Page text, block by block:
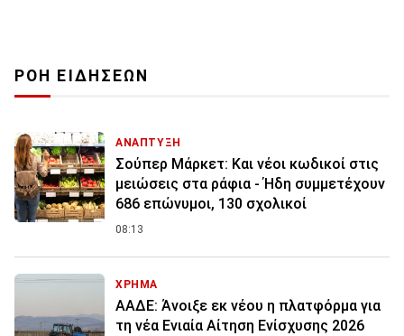
ΡΟΗ ΕΙΔΗΣΕΩΝ
ΑΝΑΠΤΥΞΗ
Σούπερ Μάρκετ: Και νέοι κωδικοί στις
μειώσεις στα ράφια - Ήδη συμμετέχουν
686 επώνυμοι, 130 σχολικοί
08:13
ΧΡΗΜΑ
ΑΑΔΕ: Άνοιξε εκ νέου η πλατφόρμα για
τη νέα Ενιαία Αίτηση Ενίσχυσης 2026